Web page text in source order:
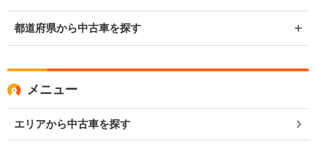
都道府県から中古車を探す
メニュー
エリアから中古車を探す